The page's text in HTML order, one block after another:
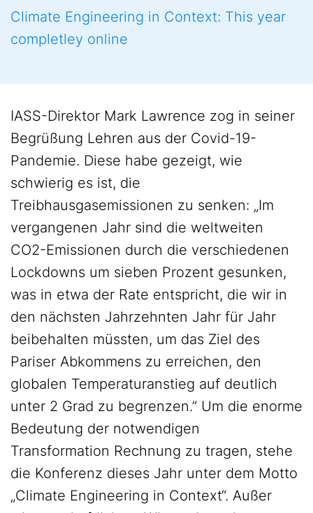
Climate Engineering in Context: This year
completley online
IASS-Direktor Mark Lawrence zog in seiner
Begrüßung Lehren aus der Covid-19-
Pandemie. Diese habe gezeigt, wie
schwierig es ist, die
Treibhausgasemissionen zu senken: „Im
vergangenen Jahr sind die weltweiten
CO2-Emissionen durch die verschiedenen
Lockdowns um sieben Prozent gesunken,
was in etwa der Rate entspricht, die wir in
den nächsten Jahrzehnten Jahr für Jahr
beibehalten müssten, um das Ziel des
Pariser Abkommens zu erreichen, den
globalen Temperaturanstieg auf deutlich
unter 2 Grad zu begrenzen.” Um die enorme
Bedeutung der notwendigen
Transformation Rechnung zu tragen, stehe
die Konferenz dieses Jahr unter dem Motto
„Climate Engineering in Context“. Außer